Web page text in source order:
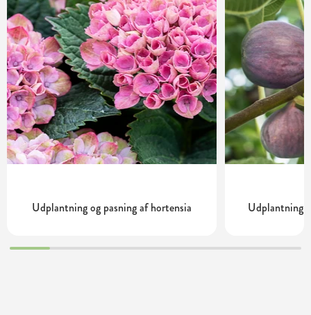
Udplantning og pasning af hortensia Udplantning